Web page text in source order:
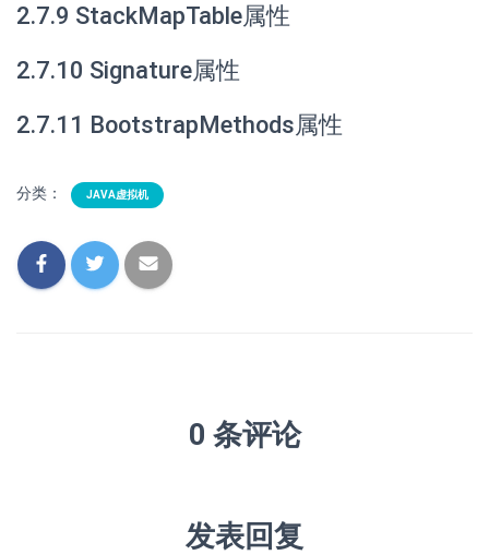
2.7.9 StackMapTable属性
2.7.10 Signature属性
2.7.11 BootstrapMethods属性
分类： JAVA虚拟机
0 条评论
发表回复